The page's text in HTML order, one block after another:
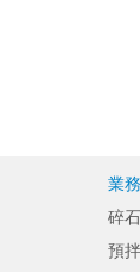
業
碎石
預